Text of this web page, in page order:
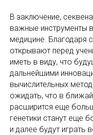
В заключение,
важные инструменты
медицине. Благодаря
открывают перед
иметь в виду, что
дальнейшими
вычислительных
ожидать, что в
расширится еще
генетики станут еще
и далее будут играть